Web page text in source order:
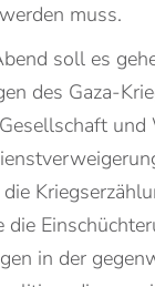
muss.
soll es
des Gaza-
die
in der